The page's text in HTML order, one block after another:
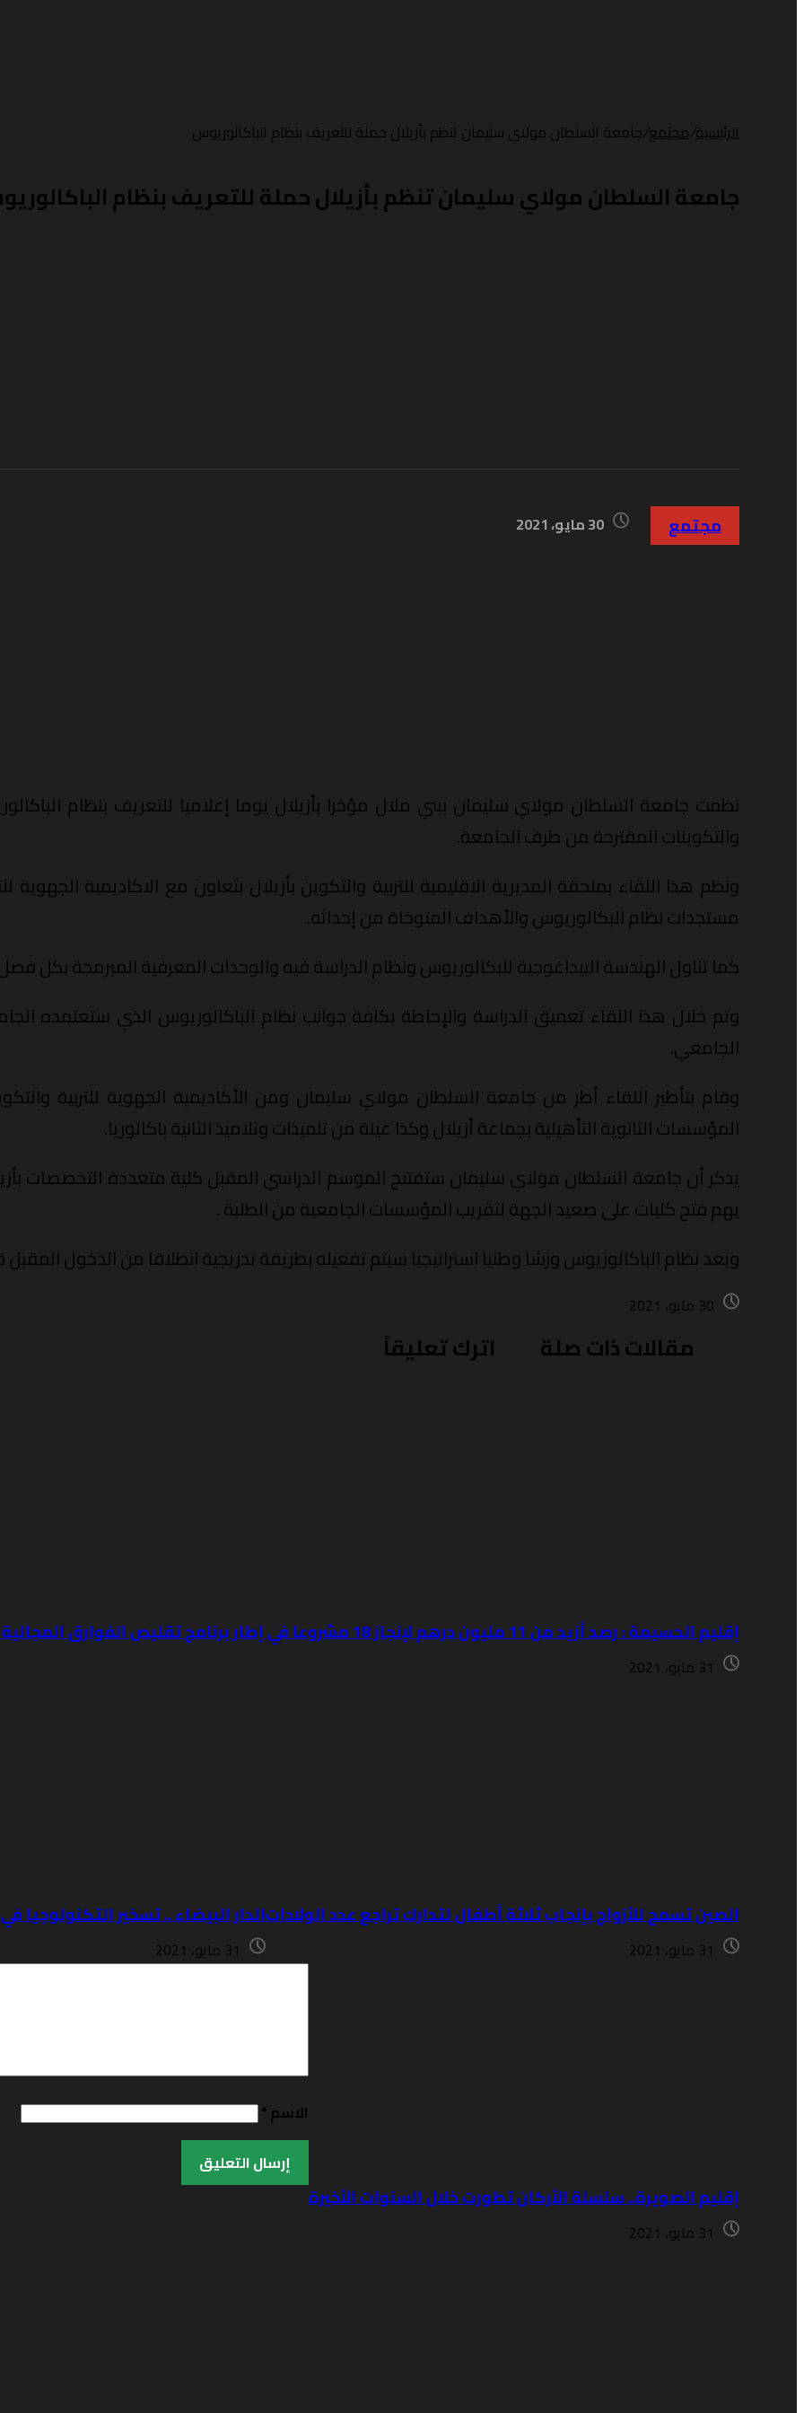
الرئيسية/مجتمع/جامعة السلطان مولاي سليمان تنظم بأزيلال حملة للتعريف بنظام الباكالوريوس
جامعة السلطان مولاي سليمان تنظم بأزيلال حملة للتعريف بنظام
مجتمع 30 مايو، 2021
نظمت جامعة السلطان مولاي سليمان ببني ملال مؤخرا بأزيلال يوما إعلاميا للتعريف بنظام
والتكوينات المقترحة من طرف الجامعة.
ونظم هذا اللقاء بملحقة المديرية الاقليمية للتربية والتكوين بأزيلال بتعاون مع الاكاديمية
مستجدات نظام البكالوريوس والأهداف المتوخاة من إحداثه.
كما تناول الهندسة البيداغوجية للبكالوريوس ونظام الدراسة فيه والوحدات المعرفية المبرمجة بكل
الجامعي.
وقام بتأطير اللقاء أطر من جامعة السلطان مولاي سليمان ومن الأكاديمية الجهوية للتربية
المؤسسات الثانوية التأهيلية بجماعة أزيلال وكذا عينة من تلميذات وتلاميذ الثانية باكالوريا.
يذكر أن جامعة السلطان مولاي سليمان ستفتتح الموسم الدراسي المقبل كلية متعددة التخصصات
يهم فتح كليات على صعيد الجهة لتقريب المؤسسات الجامعية من الطلبة .
ويعد نظام الباكالوريوس ورشا وطنيا استراتيجيا سيتم تفعيله بطريقة تدريجية انطلاقا من الدخول
30 مايو، 2021
مقالات ذات صلة
إقليم الحسيمة : رصد أزيد من 11 مليون درهم لإنجاز 18 مشروعا في إطار برنامج تقليص الفوارق المجالية بالوسط القروي
31 مايو، 2021
الصين تسمح للأزواج بإنجاب ثلاثة أطفال لتدارك تراجع عدد الولادات
31 مايو، 2021
الدار البيضاء .. تسخير التكنولوجيا
31 مايو، 2021
إقليم الصويرة.. سلسلة الأركان تطورت خلال السنوات الأخيرة
31 مايو، 2021
اترك تعليقاً
الاسم*